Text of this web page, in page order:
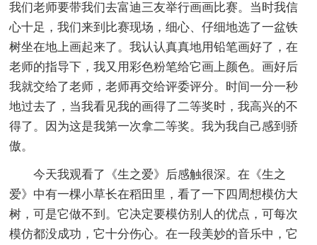
我们老师要带我们去富迪三友举行画画比赛。当时我信
心十足，我们来到比赛现场，细心、仔细地选了一盆铁
树坐在地上画起来了。我认认真真地用铅笔画好了，在
老师的指导下，我又用彩色粉笔给它画上颜色。画好后
我就交给了老师，老师再交给评委评分。时间一分一秒
地过去了，当我看见我的画得了二等奖时，我高兴的不
得了。因为这是我第一次拿二等奖。我为我自己感到骄
傲。
今天我观看了《生之爱》后感触很深。在《生之
爱》中有一棵小草长在稻田里，看了一下四周想模仿大
树，可是它做不到。它决定要模仿别人的优点，可每次
模仿都没成功，它十分伤心。在一段美妙的音乐中，它